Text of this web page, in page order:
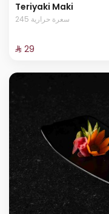
Teriyaki Maki
245 سعرة حرارية
⁨⁦‪‬ 29⁩